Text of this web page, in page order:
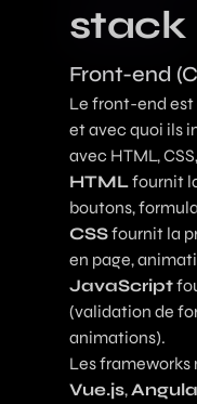
stack
Front-end
Le front-end
et avec quoi ils
avec HTML,
HTMLfournit
boutons,
CSSfournit la
en page,
JavaScript
(validation de
animations).
Les frameworks
Vue.js,